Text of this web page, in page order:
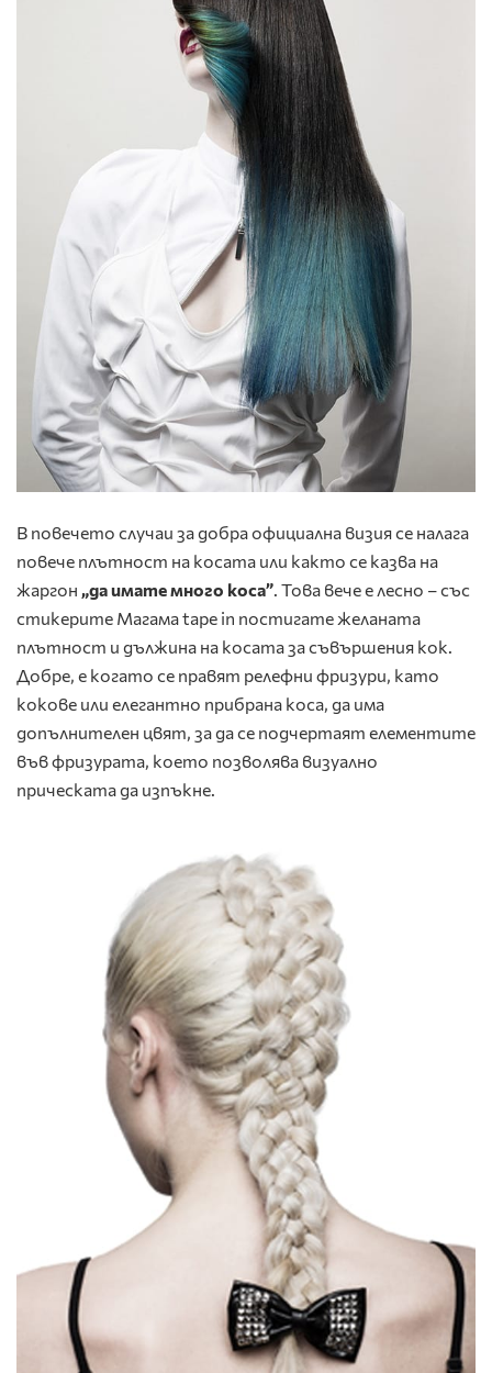
В повечето случаи за добра официална визия се налага
повече плътност на косата или както се казва на
жаргон „да имате много коса”. Това вече е лесно – със
стикерите Магама tape in постигате желаната
плътност и дължина на косата за съвършения кок.
Добре, е когато се правят релефни фризури, като
кокове или елегантно прибрана коса, да има
допълнителен цвят, за да се подчертаят елементите
във фризурата, което позволява визуално
прическата да изпъкне.